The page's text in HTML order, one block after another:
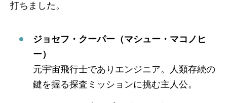
打ちました。
ジョセフ・クーパー（マシュー・マコノヒ
ー）
元宇宙飛行士でありエンジニア。人類存続の
鍵を握る探査ミッションに挑む主人公。